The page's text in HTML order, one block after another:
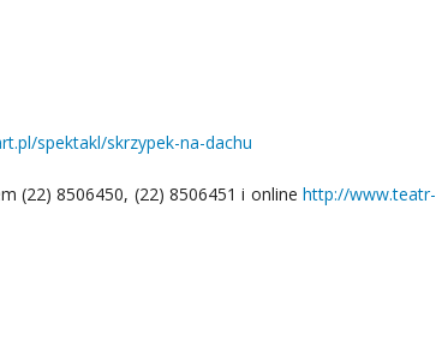
spektakl/skrzypek-na-dachu
(22) 8506450, (22) 8506451 i online http://www.teatr-